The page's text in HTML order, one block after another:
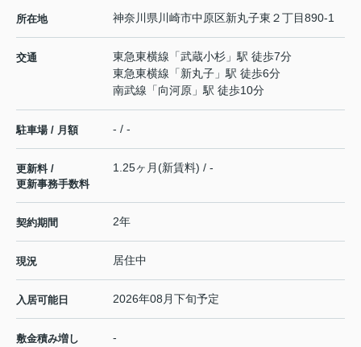
所在地 神奈川県 川崎市中原区新丸子東 ２丁目890-1
交通 東急東横線 「武蔵小杉 」駅 徒歩7分
東急東横線 「新丸子 」駅 徒歩6分
南武線 「向河原 」駅 徒歩10分
駐車場 / 月額 - / -
更新料 /
更新事務手数料
1.25ヶ月(新賃料) / -
契約期間 2年
現況 居住中
入居可能日 2026年08月下旬予定
敷金積み増し -